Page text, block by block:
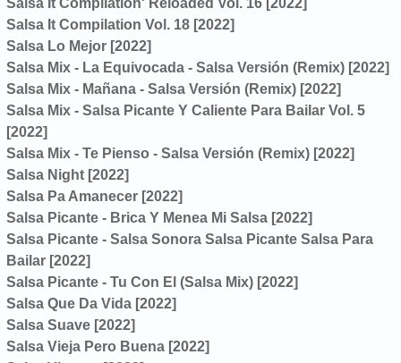
Salsa It Compilation' Reloaded Vol. 16 [2022]
Salsa It Compilation Vol. 18 [2022]
Salsa Lo Mejor [2022]
Salsa Mix - La Equivocada - Salsa Versión (Remix) [2022]
Salsa Mix - Mañana - Salsa Versión (Remix) [2022]
Salsa Mix - Salsa Picante Y Caliente Para Bailar Vol. 5
[2022]
Salsa Mix - Te Pienso - Salsa Versión (Remix) [2022]
Salsa Night [2022]
Salsa Pa Amanecer [2022]
Salsa Picante - Brica Y Menea Mi Salsa [2022]
Salsa Picante - Salsa Sonora Salsa Picante Salsa Para
Bailar [2022]
Salsa Picante - Tu Con El (Salsa Mix) [2022]
Salsa Que Da Vida [2022]
Salsa Suave [2022]
Salsa Vieja Pero Buena [2022]